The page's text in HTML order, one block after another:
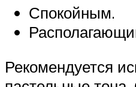
Спокойным.
Рекомендуется